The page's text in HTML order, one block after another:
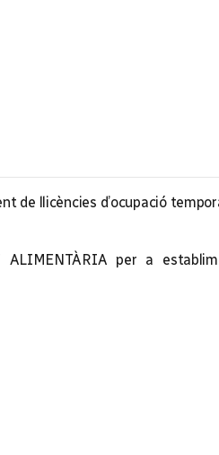
de llicències d’ocupació
ALIMENTÀRIA per a